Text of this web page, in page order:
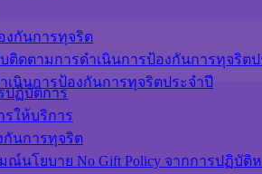
ปฏิบัติการ
ให้บริการ
กันการทุจริต
ณ์นโยบาย No Gift Policy จากการปฏิบัติ
งกันการทุจริต
ติดตามการดำเนินการป้องกันการทุจริต
เนินการป้องกันการทุจริตประจำปี